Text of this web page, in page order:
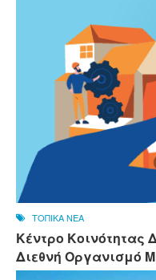
ΤΟΠΙΚΑ ΝΕΑ
Κέντρο Κοινότητας
Διεθνή Οργανισμό